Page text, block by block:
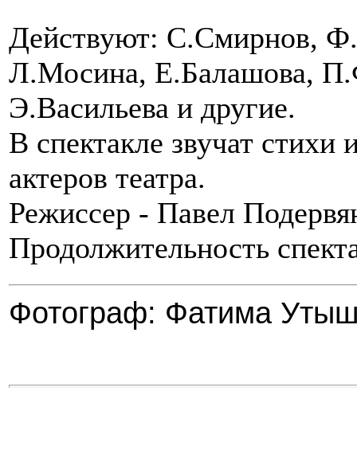
Действуют: С.Смирнов,
Л.Мосина, Е.Балашова,
Э.Васильева и другие.
В спектакле звучат
актеров театра.
Режиссер - Павел
Продолжительность
Фотограф: Фатима